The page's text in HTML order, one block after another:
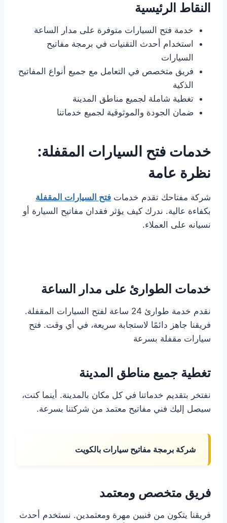
النقاط الرئيسية
خدمة فتح السيارات متوفرة على مدار الساعة
استخدام أحدث التقنيات في برمجة مفاتيح
السيارات
فريق متخصص في التعامل مع جميع أنواع المفاتيح
الذكية
تغطية شاملة لجميع مناطق المدينة
ضمان الجودة والموثوقية لجميع خدماتنا
خدمات فتح السيارات المقفلة:
نظرة عامة
شركة مفتاحك تقدم خدمات فتح السيارات المقفلة
بكفاءة عالية. ندرك كيف يؤثر فقدان مفاتيح السيارة أو
نسيانه على العملاء.
خدمات الطوارئ على مدار الساعة
نقدم خدمة طوارئ 24 ساعة لفتح السيارات المقفلة.
فريقنا جاهز دائمًا لاستجابة سريعة، في أي وقت. فتح
سيارات مقفلة بسرعة
تغطية جميع مناطق المدينة
نفتخر بتقديم خدماتنا في كل مكان بالمدينة. أينما كنت،
سيصل إليك فني مفاتيح معتمد من شركتنا بسرعة.
شركة برمجة مفاتيح سيارات بالكويت
فريق متخصص ومعتمد
فريقنا يتكون من فنيين مهرة ومعتمدين. نستخدم أحدث